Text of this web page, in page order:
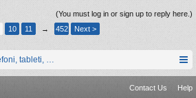
(You must log in or sign up to reply here.)
10 11 → 452 Next >
tableti, satovi, IoT oprema
Contact Us
Help